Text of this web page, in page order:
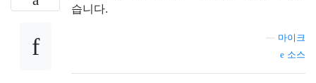
습니다.
마이크
소스